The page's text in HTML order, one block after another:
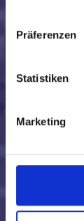
Präferenzen
Statistiken
Marketing